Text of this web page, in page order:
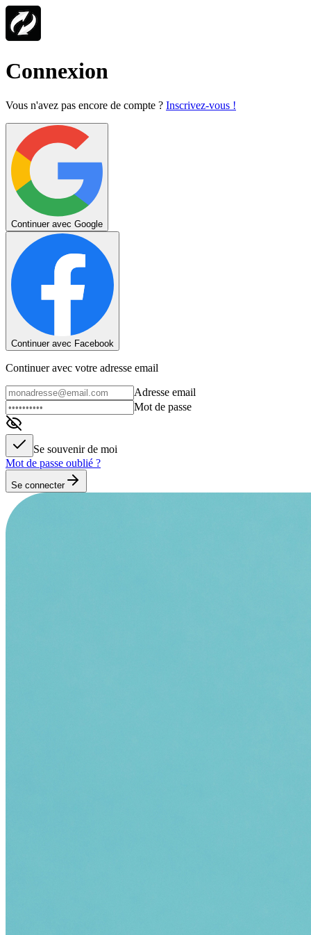
Connexion
Vous n'avez pas encore de compte ? Inscrivez-vous !
Continuer avec Google
Continuer avec Facebook
Continuer avec votre adresse email
Adresse email
Mot de passe
Se souvenir de moi
Mot de passe oublié ?
Se connecter